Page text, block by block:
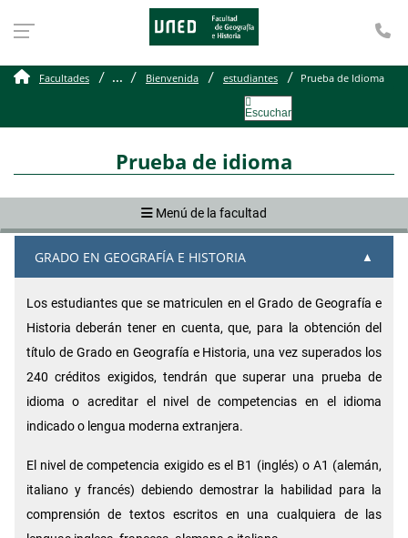
Prueba de Idioma
Facultades ... Bienvenida estudiantes Prueba de Idioma
Escuchar
Prueba de idioma
Menú de la facultad
GRADO EN GEOGRAFÍA E HISTORIA
Los estudiantes que se matriculen en el Grado de Geografía e
Historia deberán tener en cuenta, que, para la obtención del
título de Grado en Geografía e Historia, una vez superados los
240 créditos exigidos, tendrán que superar una prueba de
idioma o acreditar el nivel de competencias en el idioma
indicado o lengua moderna extranjera.
El nivel de competencia exigido es el B1 (inglés) o A1 (alemán,
italiano y francés) debiendo demostrar la habilidad para la
comprensión de textos escritos en una cualquiera de las